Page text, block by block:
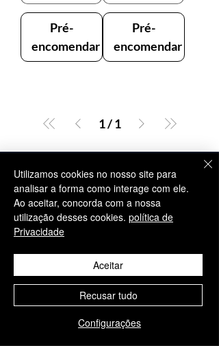
Pré-
encomendar
Pré-
encomendar
1/ 1
CONTACTO
+34 952 329 698
info@aesthisave.com
Av. Virgen del Rocío
29670, San Pedro de
Alcántara
Málaga, Espanha
Utilizamos cookies no nosso site para
analisar a forma como interage com ele.
Ao aceitar, concorda com a nossa
utilização desses cookies. política de
Privacidade
Configurações
Recusar tudo
Aceitar